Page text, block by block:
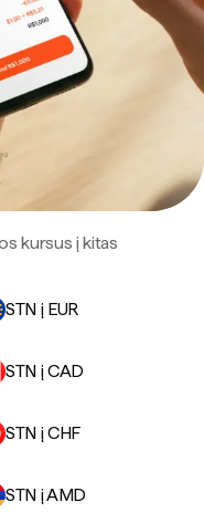
kursus į kitas
STN į EUR
STN į CAD
STN į CHF
STN į AMD